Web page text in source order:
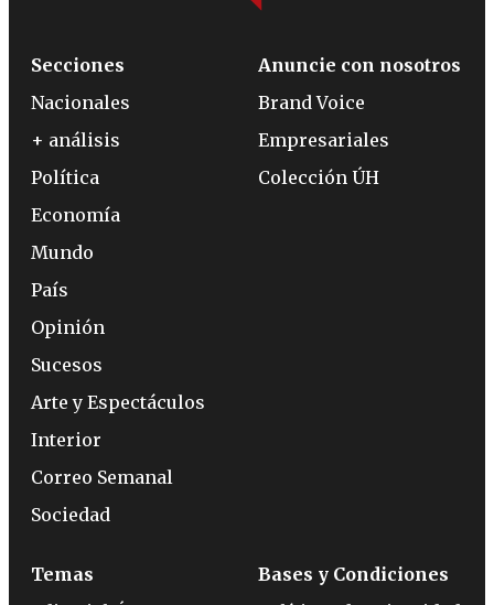
Secciones
Nacionales
+ análisis
Política
Economía
Mundo
País
Opinión
Sucesos
Arte y Espectáculos
Interior
Correo Semanal
Sociedad
Anuncie con nosotros
Brand Voice
Empresariales
Colección ÚH
Temas
Bases y Condiciones